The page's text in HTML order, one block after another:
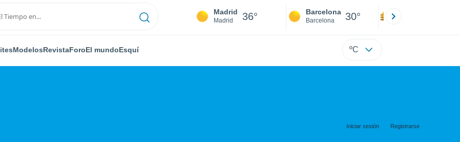
Madrid
Madrid 36° Barcelona
Barcelona 30°
ModelosRevistaForoEl mundoEsquí ºC
Iniciar sesión Registrarse